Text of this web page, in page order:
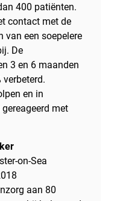
400 patiënten.
contact met de
van een soepelere
De
3 en 6 maanden
en in
met
on-Sea
aan 80